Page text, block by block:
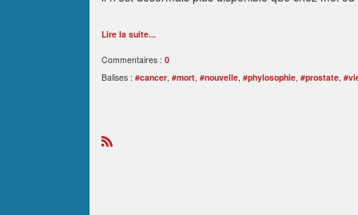
Lire la suite...
Commentaires : 0
Balises : #cancer, #mort, #nouvelle, #phylosophie, #prostate,